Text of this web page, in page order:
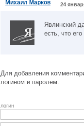
Михаил Марков 24
Явлинский
есть, что
Для добавления
логином и паролем.
логин